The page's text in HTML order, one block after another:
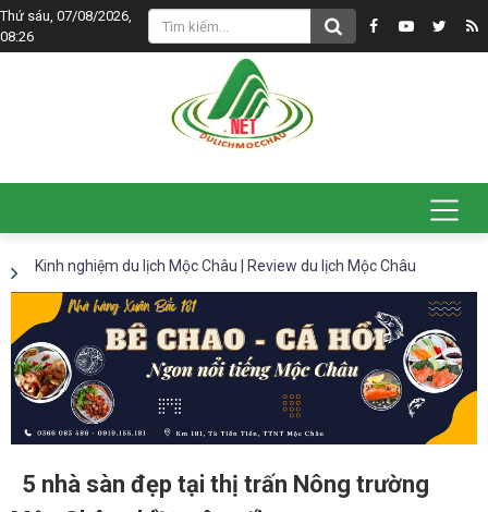
Thứ sáu, 07/08/2026,
08:26
Kinh nghiệm du lịch Mộc Châu | Review du lịch Mộc Châu
5 nhà sàn đẹp tại thị trấn Nông trường